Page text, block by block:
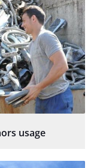
usage